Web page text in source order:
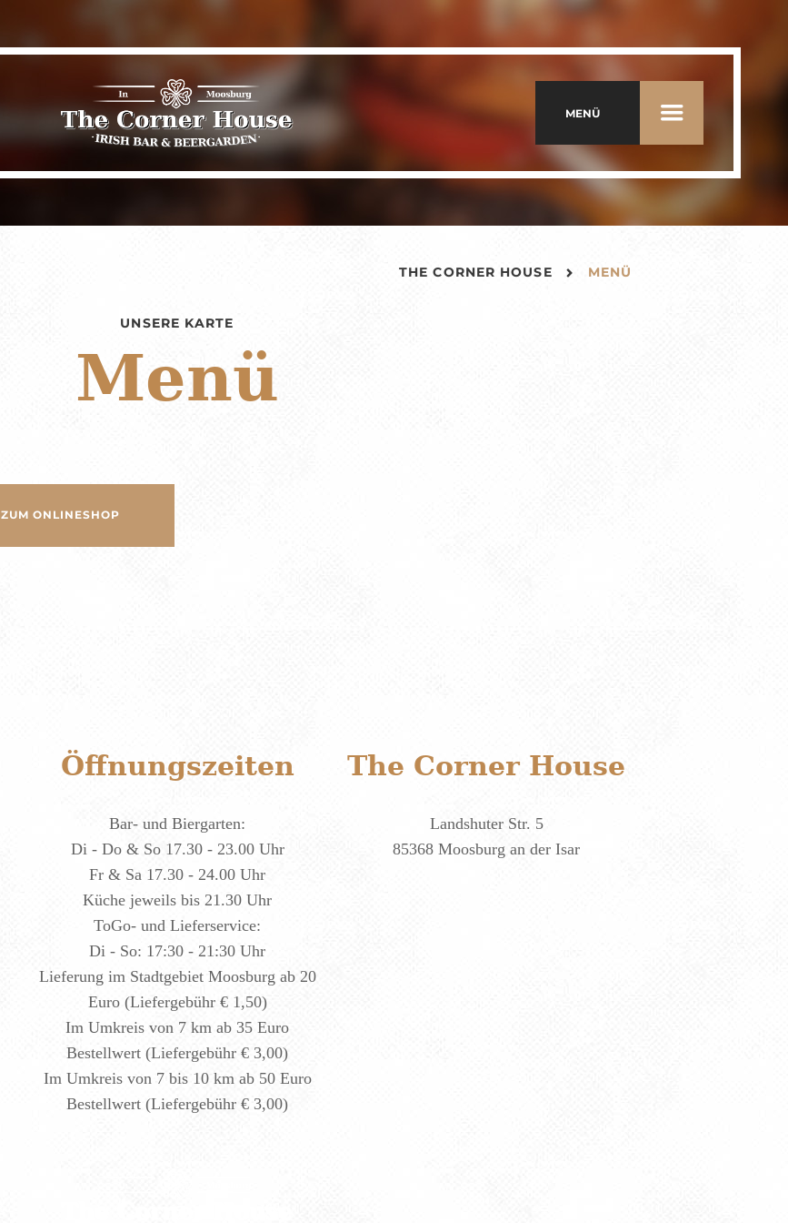
MENÜ
THE CORNER HOUSE MENÜ
UNSERE KARTE
Menü
ZUM ONLINESHOP
Öffnungszeiten
Bar- und Biergarten:
Di - Do & So 17.30 - 23.00 Uhr
Fr & Sa 17.30 - 24.00 Uhr
Küche jeweils bis 21.30 Uhr
ToGo- und Lieferservice:
Di - So: 17:30 - 21:30 Uhr
Lieferung im Stadtgebiet Moosburg ab 20
Euro (Liefergebühr € 1,50)
Im Umkreis von 7 km ab 35 Euro
Bestellwert (Liefergebühr € 3,00)
Im Umkreis von 7 bis 10 km ab 50 Euro
Bestellwert (Liefergebühr € 3,00)
The Corner House
Landshuter Str. 5
85368 Moosburg an der Isar